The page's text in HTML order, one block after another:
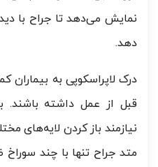
نمایش می‌دهد تا جراح با دید
دهد.
درک لاپراسکوپی به
قبل از عمل داشته باشند.
نیازمند باز کردن لایه‌های
متد جراح تنها با چند